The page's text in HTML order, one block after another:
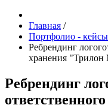
Главная /
Портфолио - кейсы
Ребрендинг
хранения
Ребрендинг